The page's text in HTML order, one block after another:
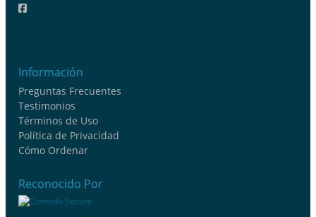
Información
Preguntas Frecuentes
Testimonios
Términos de Uso
Política de Privacidad
Cómo Ordenar
Reconocido Por